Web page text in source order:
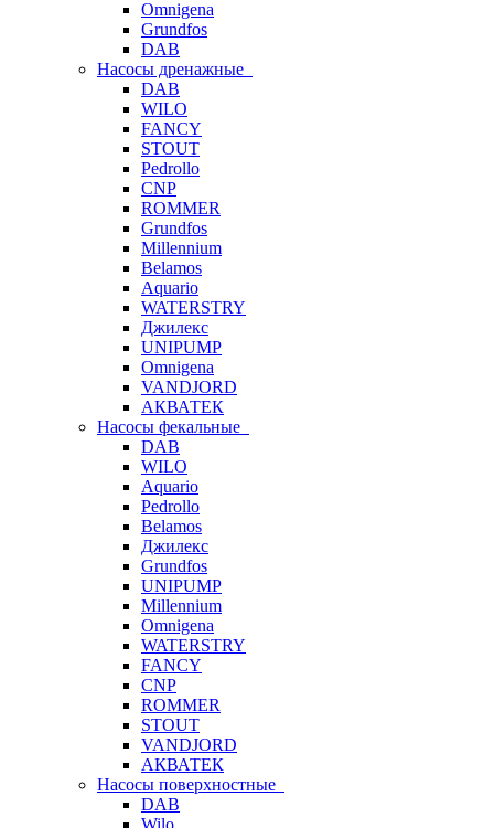
Omnigena
Grundfos
DAB
Насосы дренажные
DAB
WILO
FANCY
STOUT
Pedrollo
CNP
ROMMER
Grundfos
Millennium
Belamos
Aquario
WATERSTRY
Джилекс
UNIPUMP
Omnigena
VANDJORD
АКВАТЕК
Насосы фекальные
DAB
WILO
Aquario
Pedrollo
Belamos
Джилекс
Grundfos
UNIPUMP
Millennium
Omnigena
WATERSTRY
FANCY
CNP
ROMMER
STOUT
VANDJORD
АКВАТЕК
Насосы поверхностные
DAB
Wilo